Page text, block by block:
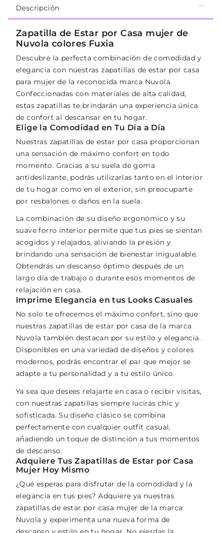
Descripción
Zapatilla de Estar por Casa mujer de
Nuvola colores Fuxia
Descubre la perfecta combinación de comodidad y
elegancia con nuestras zapatillas de estar por casa
para mujer de la reconocida marca Nuvola.
Confeccionadas con materiales de alta calidad,
estas zapatillas te brindarán una experiencia única
de confort al descansar en tu hogar.
Elige la Comodidad en Tu Día a Día
Nuestras zapatillas de estar por casa proporcionan
una sensación de máximo confort en todo
momento. Gracias a su suela de goma
antideslizante, podrás utilizarlas tanto en el interior
de tu hogar como en el exterior, sin preocuparte
por resbalones o daños en la suela.
La combinación de su diseño ergonómico y su
suave forro interior permite que tus pies se sientan
acogidos y relajados, aliviando la presión y
brindando una sensación de bienestar inigualable.
Obtendrás un descanso óptimo después de un
largo día de trabajo o durante esos momentos de
relajación en casa.
Imprime Elegancia en tus Looks Casuales
No solo te ofrecemos el máximo confort, sino que
nuestras zapatillas de estar por casa de la marca
Nuvola también destacan por su estilo y elegancia.
Disponibles en una variedad de diseños y colores
modernos, podrás encontrar el par que mejor se
adapte a tu personalidad y a tu estilo único.
Ya sea que desees relajarte en casa o recibir visitas,
con nuestras zapatillas siempre lucirás chic y
sofisticada. Su diseño clásico se combina
perfectamente con cualquier outfit casual,
añadiendo un toque de distinción a tus momentos
de descanso.
Adquiere Tus Zapatillas de Estar por Casa
Mujer Hoy Mismo
¿Qué esperas para disfrutar de la comodidad y la
elegancia en tus pies? Adquiere ya nuestras
zapatillas de estar por casa mujer de la marca
Nuvola y experimenta una nueva forma de